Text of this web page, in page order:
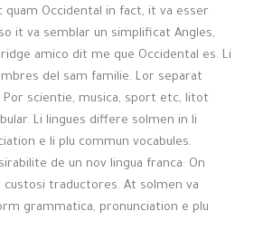
Occidental in fact, it va esser
it va semblar un simplificat Angles,
amico dit me que Occidental es. Li
del sam familie. Lor separat
scientie, musica, sport etc, litot
Li lingues differe solmen in li
e li plu commun vocabules.
de un nov lingua franca: On
custosi traductores. At solmen va
grammatica, pronunciation e plu